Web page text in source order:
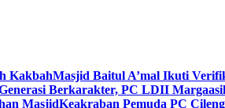
KakbahMasjid Baitul A’mal Ikuti
Berkarakter, PC LDII
MasjidKeakraban Pemuda PC